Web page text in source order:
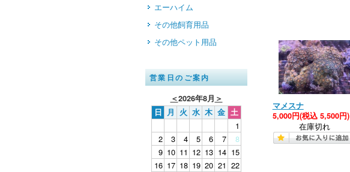
エーハイム
その他飼育用品
その他ペット用品
営業日のご案内
＜2026年8月 ＞
日
月 火 水 木 金 土
1
2
3 4 5 6 7
8
9 10 11 12 13 14 15
16 17 18 19 20 21 22
マメスナ
5,000円(税込 5,500円)
在庫切れ